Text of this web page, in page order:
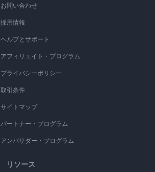
お問い合わせ
採用情報
ヘルプとサポート
アフィリエイト・プログラム
プライバシーポリシー
取引条件
サイトマップ
パートナー・プログラム
アンバサダー・プログラム
リソース